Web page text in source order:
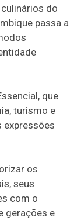
do
passa a
que
turismo e
expressões
os
seus
com o
gerações e